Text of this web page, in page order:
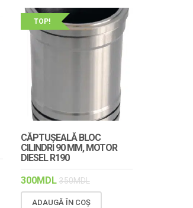
TOP!
CĂPTUȘEALĂ BLOC
CILINDRI 90 MM, MOTOR
DIESEL R190
300MDL 350MDL
ADAUGĂ ÎN COȘ